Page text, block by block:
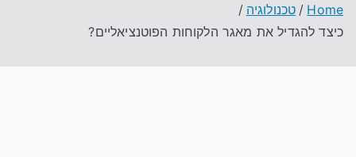
Home
טכנולוגיה
כיצד להגדיל את מאגר הלקוחות הפוטנציאליים?